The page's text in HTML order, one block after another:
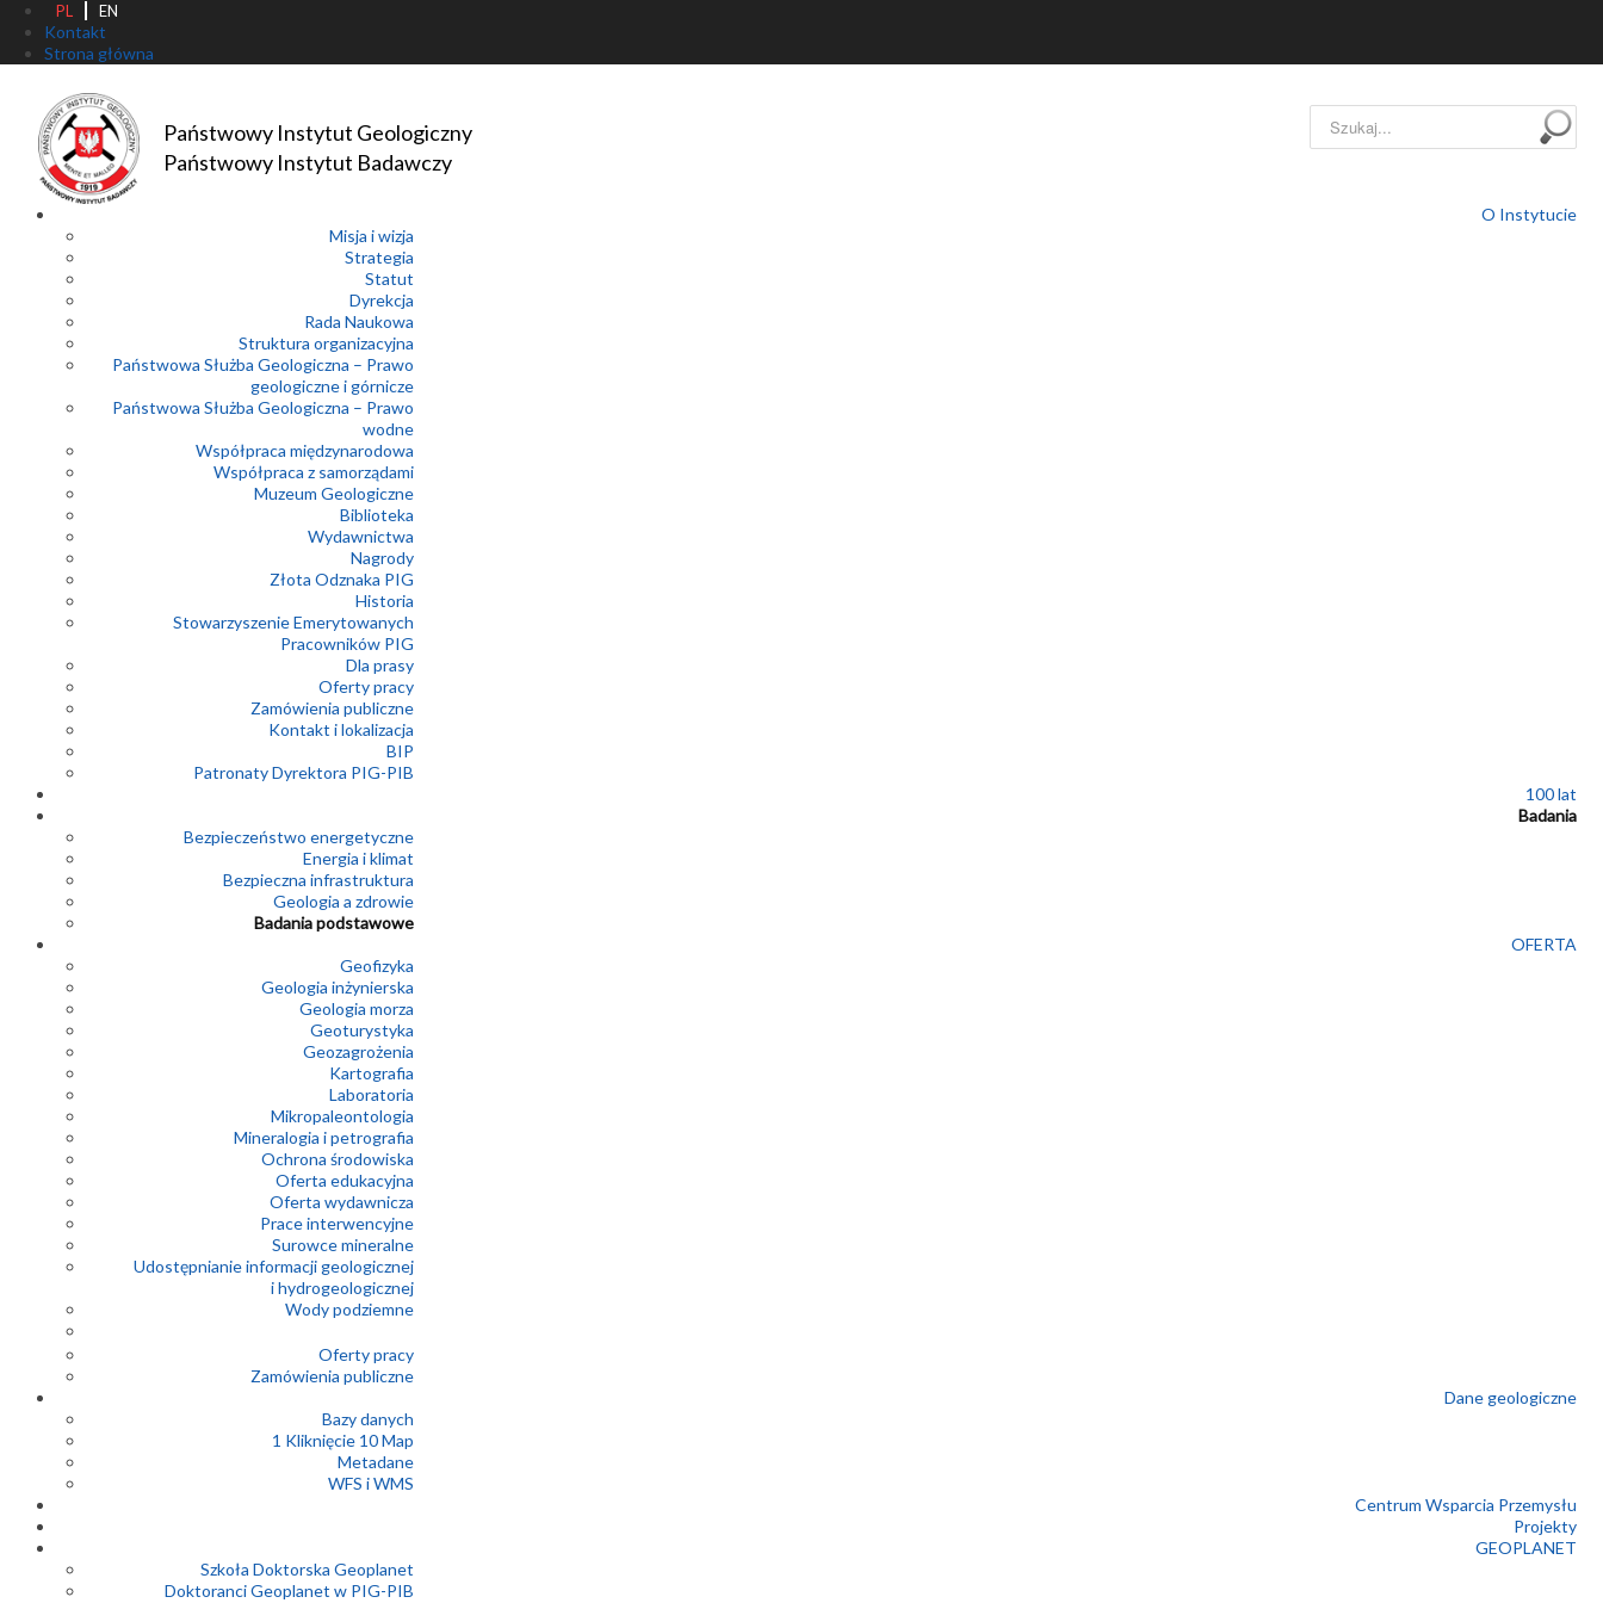
PL EN
Kontakt
Strona główna
Państwowy Instytut Geologiczny
Państwowy Instytut Badawczy
Szukaj...
O Instytucie
Misja i wizja
Strategia
Statut
Dyrekcja
Rada Naukowa
Struktura organizacyjna
Państwowa Służba Geologiczna – Prawo
geologiczne i górnicze
Państwowa Służba Geologiczna – Prawo
wodne
Współpraca międzynarodowa
Współpraca z samorządami
Muzeum Geologiczne
Biblioteka
Wydawnictwa
Nagrody
Złota Odznaka PIG
Historia
Stowarzyszenie Emerytowanych
Pracowników PIG
Dla prasy
Oferty pracy
Zamówienia publiczne
Kontakt i lokalizacja
BIP
Patronaty Dyrektora PIG-PIB
100 lat
Badania
Bezpieczeństwo energetyczne
Energia i klimat
Bezpieczna infrastruktura
Geologia a zdrowie
Badania podstawowe
OFERTA
Geofizyka
Geologia inżynierska
Geologia morza
Geoturystyka
Geozagrożenia
Kartografia
Laboratoria
Mikropaleontologia
Mineralogia i petrografia
Ochrona środowiska
Oferta edukacyjna
Oferta wydawnicza
Prace interwencyjne
Surowce mineralne
Udostępnianie informacji geologicznej
i hydrogeologicznej
Wody podziemne
Oferty pracy
Zamówienia publiczne
Dane geologiczne
Bazy danych
1 Kliknięcie 10 Map
Metadane
WFS i WMS
Centrum Wsparcia Przemysłu
Projekty
GEOPLANET
Szkoła Doktorska Geoplanet
Doktoranci Geoplanet w PIG-PIB